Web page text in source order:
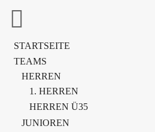
STARTSEITE
TEAMS
HERREN
1. HERREN
HERREN Ü35
JUNIOREN